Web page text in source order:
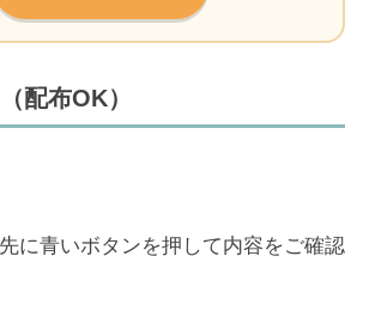
配布OK）
に青いボタンを押して内容をご確認